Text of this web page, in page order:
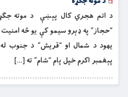
د اتم هجري کال پېښې د موته
“حجاز” په ډېرو سيمو کې يو څه
يهود د شمال او “قريش” د جنوب له
پېغمبر اکرم خپل پام “شام” ته […]